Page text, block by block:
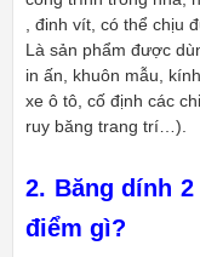
, đinh vít, có thể chịu
Là sản phẩm được
in ấn, khuôn mẫu,
xe ô tô, cố định các
ruy băng trang trí…).
2. Băng dính
điểm gì?